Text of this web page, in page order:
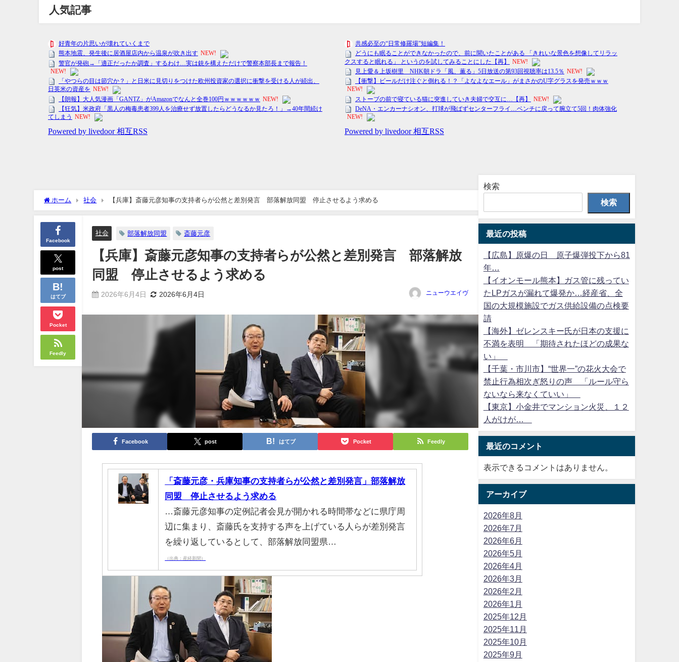
人気記事
ホーム 社会 【兵庫】斎藤元彦知事の支持者らが公然と差別発言 部落解放同盟 停止させるよう求める
Facebook
post
はてブ
Pocket
Feedly
社会 部落解放同盟 斎藤元彦
【兵庫】斎藤元彦知事の支持者らが公然と差別発言 部落解放
同盟 停止させるよう求める
2026年6月4日 2026年6月4日 ニューウエイヴ
Facebook post はてブ Pocket Feedly
「斎藤元彦・兵庫知事の支持者らが公然と差別発言」部落解放
同盟 停止させるよう求める
…斎藤元彦知事の定例記者会見が開かれる時間帯などに県庁周
辺に集まり、斎藤氏を支持する声を上げている人らが差別発言
を繰り返しているとして、部落解放同盟県…
（出典：産経新聞）
検索
検索
最近の投稿
【広島】原爆の日 原子爆弾投下から81
年…
【イオンモール熊本】ガス管に残ってい
たLPガスが漏れて爆発か…経産省、全
国の大規模施設でガス供給設備の点検要
請
【海外】ゼレンスキー氏が日本の支援に
不満を表明 「期待されたほどの成果な
い」
【千葉・市川市】“世界一”の花火大会で
禁止行為相次ぎ怒りの声 「ルール守ら
ないなら来なくていい」
【東京】小金井でマンション火災、１２
人がけが…
最近のコメント
表示できるコメントはありません。
アーカイブ
2026年8月
2026年7月
2026年6月
2026年5月
2026年4月
2026年3月
2026年2月
2026年1月
2025年12月
2025年11月
2025年10月
2025年9月